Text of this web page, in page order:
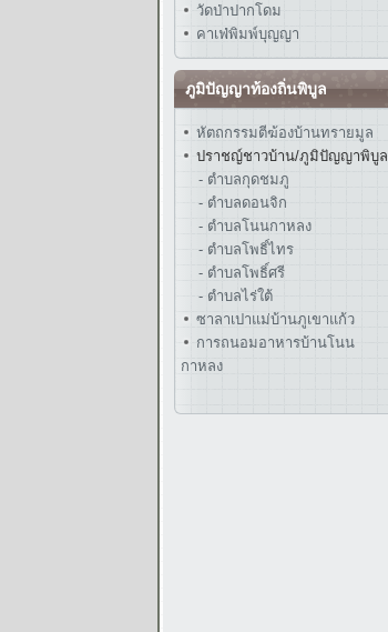
วัดป่าปากโดม
คาเฟ่พิมพ์บุญญา
ภูมิปัญญาท้องถิ่นพิบูล
หัตถกรรมตีฆ้องบ้านทรายมูล
ปราชญ์ชาวบ้าน/ภูมิปัญญาพิบูล
- ตำบลกุดชมภู
- ตำบลดอนจิก
- ตำบลโนนกาหลง
- ตำบลโพธิ์ไทร
- ตำบลโพธิ์ศรี
- ตำบลไร่ใต้
ซาลาเปาแม่บ้านภูเขาแก้ว
การถนอมอาหารบ้านโนน
กาหลง